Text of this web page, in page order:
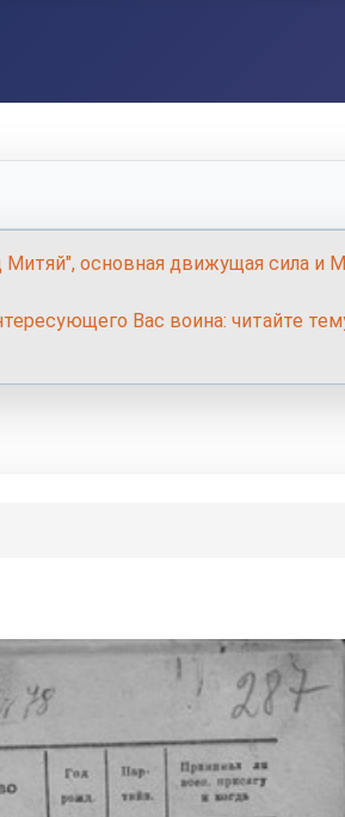
основная движущая сила
Вас воина: читайте